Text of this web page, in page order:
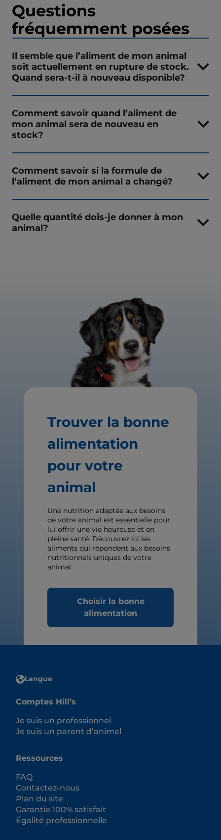
Questions
fréquemment posées
Il semble que l’aliment de mon animal
soit actuellement en rupture de stock.
Quand sera-t-il à nouveau disponible?
Comment savoir quand l’aliment de
mon animal sera de nouveau en
stock?
Comment savoir si la formule de
l’aliment de mon animal a changé?
Quelle quantité dois-je donner à mon
animal?
Trouver la bonne
alimentation
pour votre
animal
Une nutrition adaptée aux besoins
de votre animal est essentielle pour
lui offrir une vie heureuse et en
pleine santé. Découvrez ici les
aliments qui répondent aux besoins
nutritionnels uniques de votre
animal.
Choisir la bonne
alimentation
Langue
Comptes Hill’s
Je suis un professionnel
Je suis un parent d’animal
Ressources
FAQ
Contactez-nous
Plan du site
Garantie 100% satisfait
Égalité professionnelle